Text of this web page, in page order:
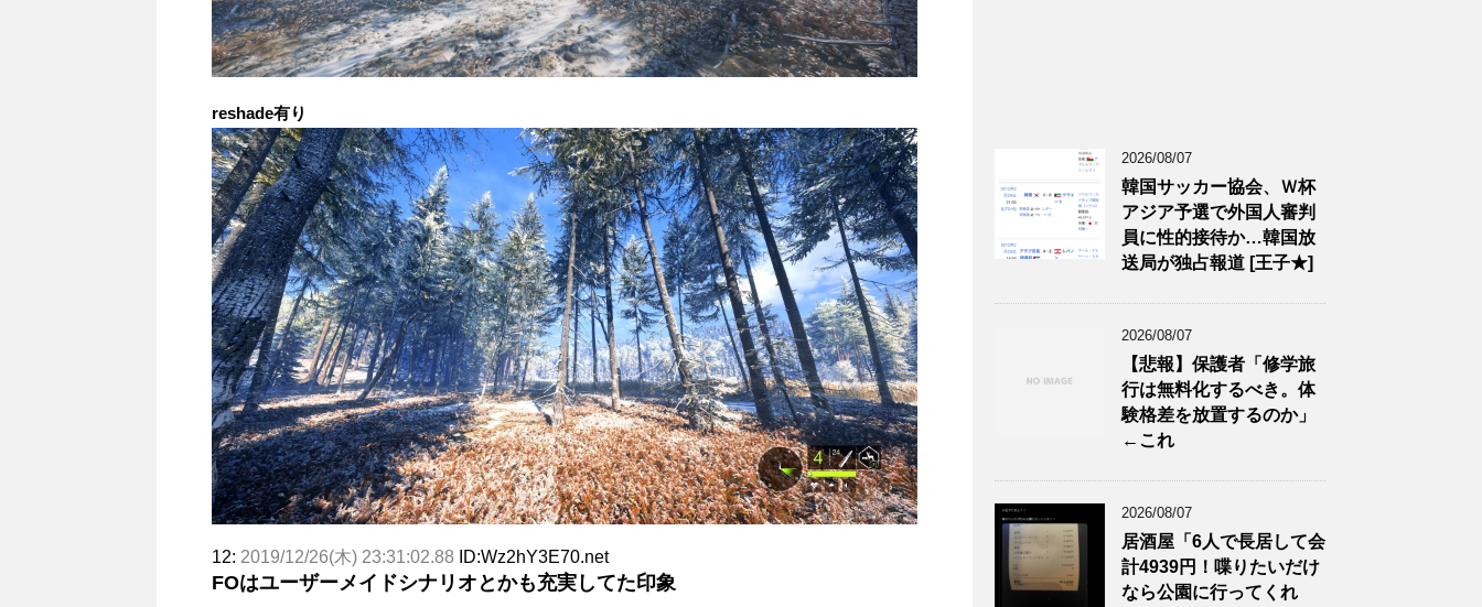
reshade有り
12: 2019/12/26(木) 23:31:02.88 ID:Wz2hY3E70.net
FOはユーザーメイドシナリオとかも充実してた印象
2026/08/07
韓国サッカー協会、Ｗ杯
アジア予選で外国人審判
員に性的接待か…韓国放
送局が独占報道 [王子★]
2026/08/07
【悲報】保護者「修学旅
行は無料化するべき。体
験格差を放置するのか」
←これ
2026/08/07
居酒屋「6人で長居して会
計4939円！喋りたいだけ
なら公園に行ってくれ